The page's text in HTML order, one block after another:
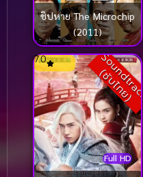
ชิปหาย The Microchip
(2011)
S
o
u
n
d
t
r
a
c
k
(
ซั
บ
ไ
ท
ย
)
Full HD
7.0